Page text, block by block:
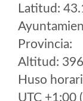
Latitud:
Provincia:
Altitud:
Huso
UTC +1:00